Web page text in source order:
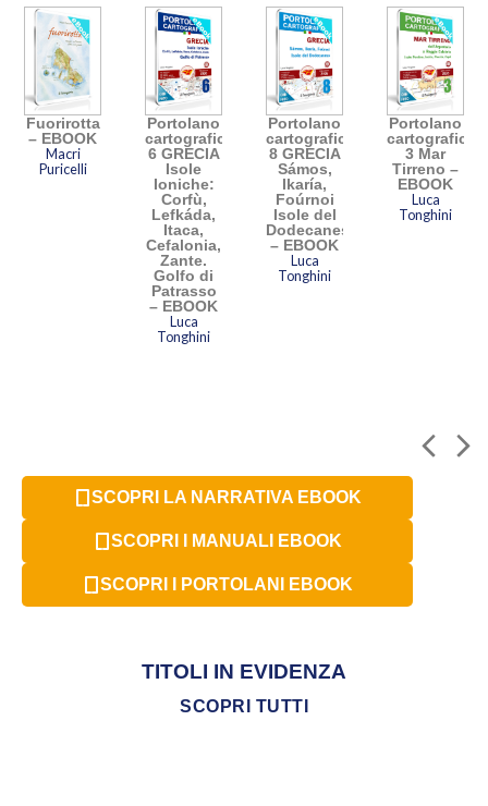
Fuorirotta
– EBOOK
Macri
Puricelli
Portolano
cartografico
6 GRECIA
Isole
Ioniche:
Corfù,
Lefkáda,
Itaca,
Cefalonia,
Zante.
Golfo di
Patrasso
– EBOOK
Luca
Tonghini
Portolano
cartografico
8 GRECIA
Sámos,
Ikaría,
Foúrnoi
Isole del
Dodecaneso
– EBOOK
Luca
Tonghini
Portolano
cartografico
3 Mar
Tirreno –
EBOOK
Luca
Tonghini
SCOPRI LA NARRATIVA EBOOK
SCOPRI I MANUALI EBOOK
SCOPRI I PORTOLANI EBOOK
TITOLI IN EVIDENZA
SCOPRI TUTTI